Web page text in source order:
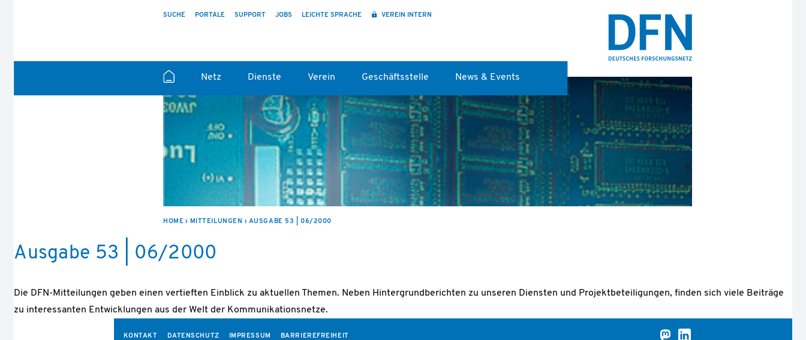
SUCHE PORTALE SUPPORT JOBS LEICHTE SPRACHE VEREIN INTERN
Netz Dienste Verein Geschäftsstelle News & Events
HOME MITTEILUNGEN AUSGABE 53 | 06/2000
Ausgabe 53 | 06/2000
Die DFN-Mitteilungen geben einen vertieften Einblick zu aktuellen Themen. Neben Hintergrundberichten zu unseren Diensten und Projektbeteiligungen, finden sich viele Beiträge
zu interessanten Entwicklungen aus der Welt der Kommunikationsnetze.
KONTAKT DATENSCHUTZ IMPRESSUM BARRIEREFREIHEIT